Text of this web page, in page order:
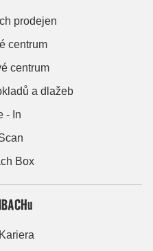
prodejen
centrum
centrum
a dlažeb
- In
Box